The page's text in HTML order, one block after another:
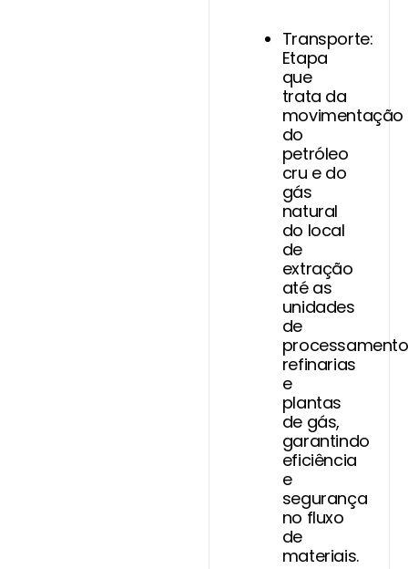
Transporte:
Etapa
que
trata da
movimentação
do
petróleo
cru e do
gás
natural
do local
de
extração
até as
unidades
de
refinarias
e
plantas
de gás,
garantindo
eficiência
e
segurança
no fluxo
de
materiais.